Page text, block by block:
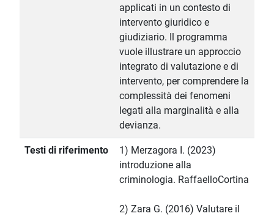
applicati in un contesto di
intervento giuridico e
giudiziario. Il programma
vuole illustrare un approccio
integrato di valutazione e di
intervento, per comprendere la
complessità dei fenomeni
legati alla marginalità e alla
devianza.
Testi di riferimento
1) Merzagora I. (2023)
introduzione alla
criminologia. RaffaelloCortina
2) Zara G. (2016) Valutare il